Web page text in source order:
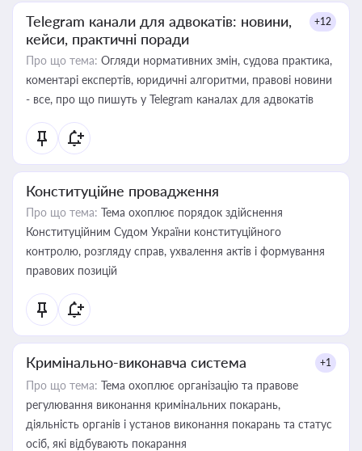
Telegram канали для адвокатів: новини,
кейси, практичні поради
+12
Про що тема: Огляди нормативних змін, судова практика,
коментарі експертів, юридичні алгоритми, правові новини
- все, про що пишуть у Telegram каналах для адвокатів
Конституційне провадження
Про що тема: Тема охоплює порядок здійснення
Конституційним Судом України конституційного
контролю, розгляду справ, ухвалення актів і формування
правових позицій
Кримінально-виконавча система +1
Про що тема: Тема охоплює організацію та правове
регулювання виконання кримінальних покарань,
діяльність органів і установ виконання покарань та статус
осіб, які відбувають покарання